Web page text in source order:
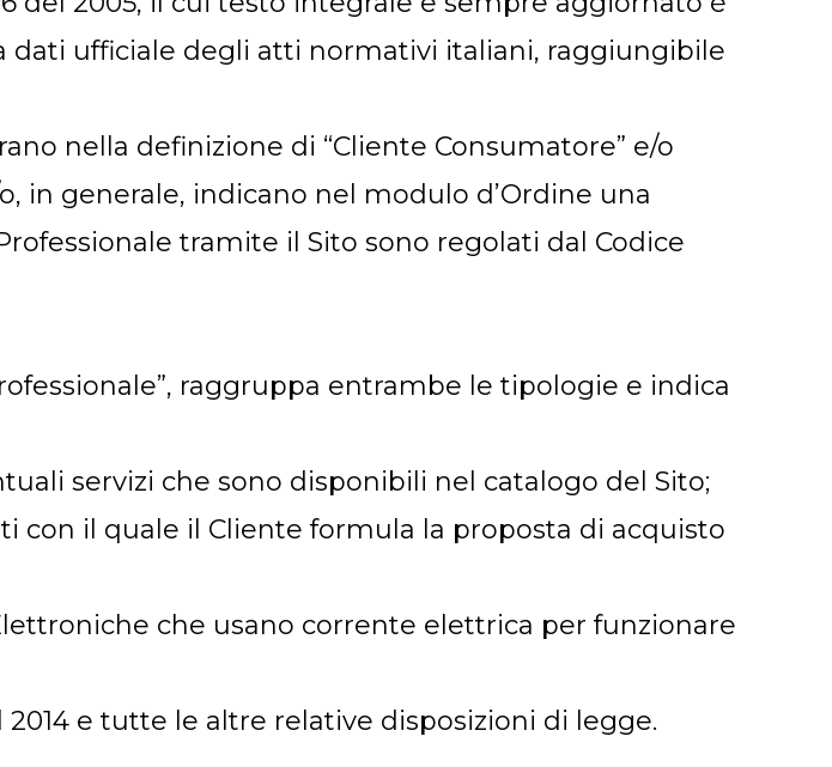
ufficiale degli atti normativi italiani, raggiungibile
nella definizione di “Cliente Consumatore” e/o
in generale, indicano nel modulo d’Ordine una
tramite il Sito sono regolati dal Codice
raggruppa entrambe le tipologie e indica
servizi che sono disponibili nel catalogo del Sito;
con il quale il Cliente formula la proposta di acquisto
che usano corrente elettrica per funzionare
e tutte le altre relative disposizioni di legge.